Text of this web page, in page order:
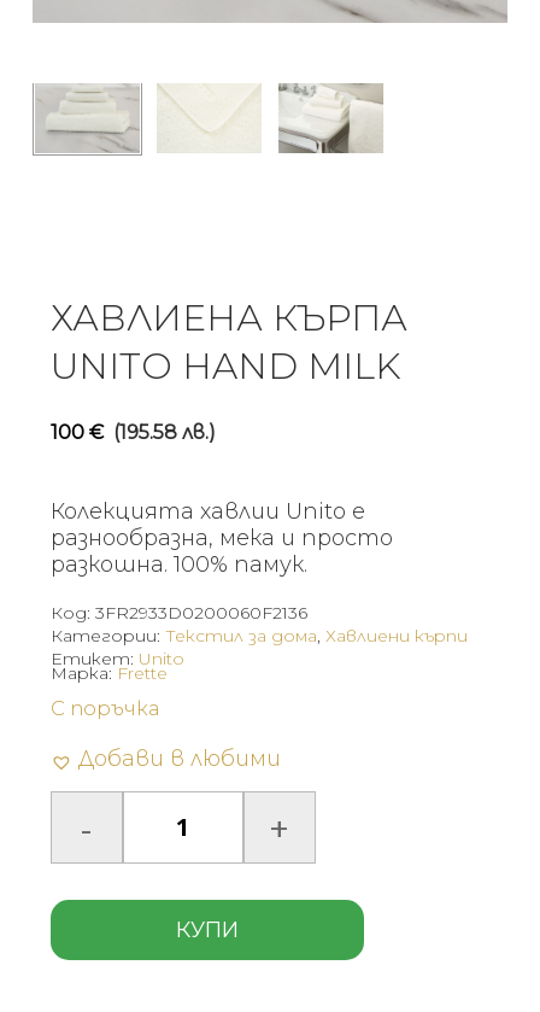
ХАВЛИЕНА КЪРПА
UNITO HAND MILK
100 € (195.58 лв.)
Колекцията хавлии Unito е
разнообразна, мека и просто
разкошна. 100% памук.
Код: 3FR2933D0200060F2136
Категории: Текстил за дома, Хавлиени кърпи
Етикет: Unito
С поръчка
Добави в любими
КУПИ
Марка: Frette